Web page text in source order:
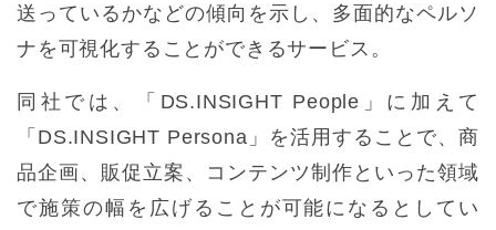
送っているかなどの傾向を示し、多面的なペルソ
ナを可視化することができるサービス。
同社では、「DS.INSIGHT People」に加えて
「DS.INSIGHT Persona」を活用することで、商
品企画、販促立案、コンテンツ制作といった領域
で施策の幅を広げることが可能になるとしてい